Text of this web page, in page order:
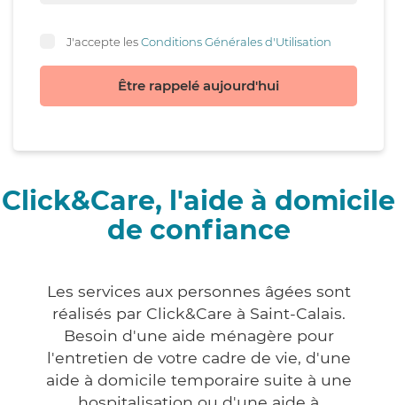
J'accepte lesConditions Générales d'Utilisation
Être rappelé aujourd'hui
Click&Care, l'aide à domicile
de confiance
Les services aux personnes âgées sont
réalisés par Click&Care à Saint-Calais.
Besoin d'une aide ménagère pour
l'entretien de votre cadre de vie, d'une
aide à domicile temporaire suite à une